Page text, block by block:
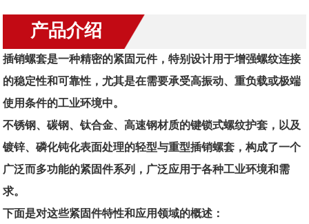
产品介绍
插销螺套是一种精密的紧固元件，特别设计用于增强螺纹连接
的稳定性和可靠性，尤其是在需要承受高振动、重负载或极端
使用条件的工业环境中。
不锈钢、碳钢、钛合金、高速钢材质的键锁式螺纹护套，以及
镀锌、磷化钝化表面处理的轻型与重型插销螺套，构成了一个
广泛而多功能的紧固件系列，广泛应用于各种工业环境和需
求。
下面是对这些紧固件特性和应用领域的概述：